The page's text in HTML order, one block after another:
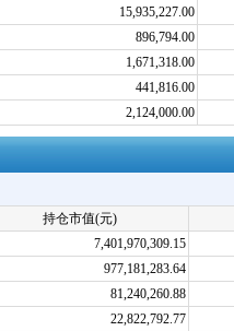
15,935,227.00
896,794.00
1,671,318.00
441,816.00
2,124,000.00
持仓市值(元)
7,401,970,309.15
977,181,283.64
81,240,260.88
22,822,792.77